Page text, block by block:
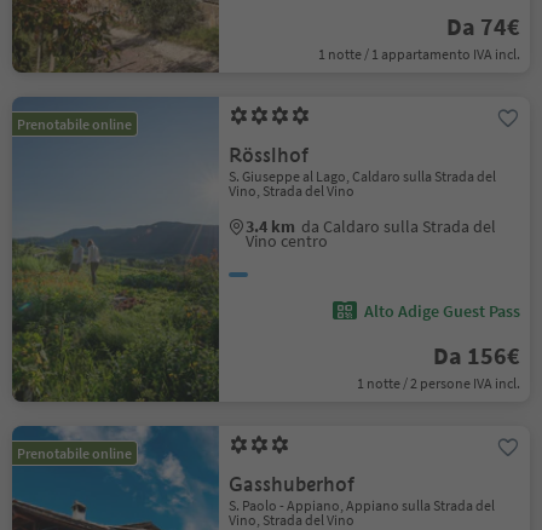
Da 74€
1 notte / 1 appartamento IVA incl.
Prenotabile online
Rösslhof
S. Giuseppe al Lago, Caldaro sulla Strada del
Vino, Strada del Vino
3.4 km da Caldaro sulla Strada del
Vino centro
Alto Adige Guest Pass
Da 156€
1 notte / 2 persone IVA incl.
Prenotabile online
Gasshuberhof
S. Paolo - Appiano, Appiano sulla Strada del
Vino, Strada del Vino